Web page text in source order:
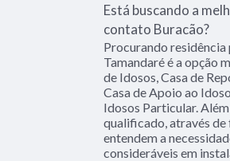
Está buscando a
contato Buracão?
Procurando
Tamandaré é a opção
de Idosos, Casa de
Casa de Apoio ao
Idosos Particular.
qualificado, através de
entendem a
consideráveis em